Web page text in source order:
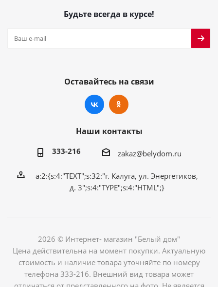
Будьте всегда в курсе!
Оставайтесь на связи
Наши контакты
333-216 zakaz@belydom.ru
a:2:{s:4:"TEXT";s:32:"г. Калуга, ул. Энергетиков,
д. 3";s:4:"TYPE";s:4:"HTML";}
2026 © Интернет- магазин "Белый дом"
Цена действительна на момент покупки. Актуальную
стоимость и наличие товара уточняйте по номеру
телефона 333-216. Внешний вид товара может